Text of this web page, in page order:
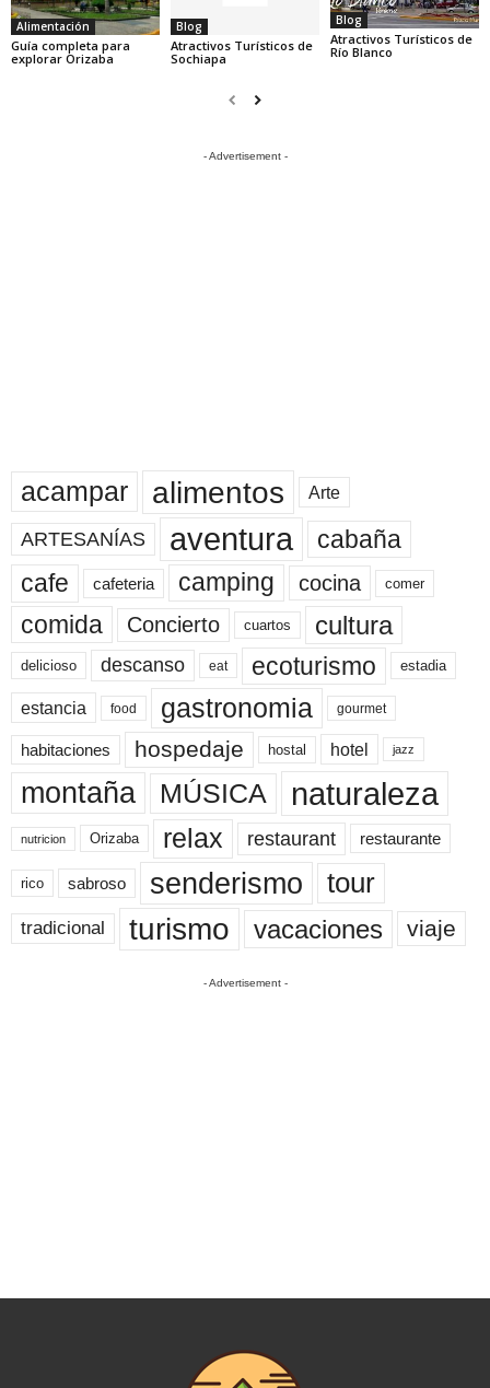
Alimentación
Guía completa para
explorar Orizaba
Blog
Atractivos Turísticos de
Sochiapa
Blog
Atractivos Turísticos de
Río Blanco
- Advertisement -
acampar alimentos Arte
ARTESANÍAS aventura
cabaña
cafe
cafeteria camping cocina comer
comida Concierto cuartos cultura
delicioso descanso eat ecoturismo estadia
estancia food gastronomia gourmet
habitaciones hospedaje hostal hotel jazz
montaña MÚSICA naturaleza
nutricion Orizaba relax restaurant restaurante
rico sabroso senderismo tour
tradicional turismo vacaciones viaje
- Advertisement -